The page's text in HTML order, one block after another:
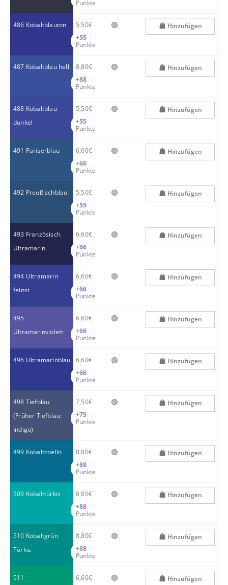
Punkte
486 Kobaltblauton
5,50€
+55
Punkte
🟢 Hinzufügen
487 Kobaltblau hell
8,80€
+88
Punkte
🟢 Hinzufügen
488 Kobaltblau
dunkel
5,50€
+55
Punkte
🟢 Hinzufügen
491 Pariserblau
6,60€
+66
Punkte
🟢 Hinzufügen
492 Preußischblau
5,50€
+55
Punkte
🟢 Hinzufügen
493 Französisch
Ultramarin
6,60€
+66
Punkte
🟢 Hinzufügen
494 Ultramarin
feinst
6,60€
+66
Punkte
🟢 Hinzufügen
495
Ultramarinviolett
6,60€
+66
Punkte
🟢 Hinzufügen
496 Ultramarinblau
6,60€
+66
Punkte
🟢 Hinzufügen
498 Tiefblau
(Früher Tiefblau:
Indigo)
7,50€
+75
Punkte
🟢 Hinzufügen
499 Kobaltcoelin
8,80€
+88
Punkte
🟢 Hinzufügen
509 Kobalttürkis
8,80€
+88
Punkte
🟢 Hinzufügen
510 Kobaltgrün
Türkis
8,80€
+88
Punkte
🟢 Hinzufügen
511
6,60€
🟢 Hinzufügen